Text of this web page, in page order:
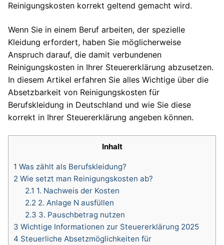
Reinigungskosten korrekt geltend gemacht wird.
Wenn Sie in einem Beruf arbeiten, der spezielle
Kleidung erfordert, haben Sie möglicherweise
Anspruch darauf, die damit verbundenen
Reinigungskosten in Ihrer Steuererklärung abzusetzen.
In diesem Artikel erfahren Sie alles Wichtige über die
Absetzbarkeit von Reinigungskosten für
Berufskleidung in Deutschland und wie Sie diese
korrekt in Ihrer Steuererklärung angeben können.
Inhalt
1 Was zählt als Berufskleidung?
2 Wie setzt man Reinigungskosten ab?
2.1 1. Nachweis der Kosten
2.2 2. Anlage N ausfüllen
2.3 3. Pauschbetrag nutzen
3 Wichtige Informationen zur Steuererklärung 2025
4 Steuerliche Absetzmöglichkeiten für